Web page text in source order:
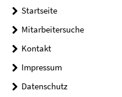
Startseite
Mitarbeitersuche
Kontakt
Impressum
Datenschutz